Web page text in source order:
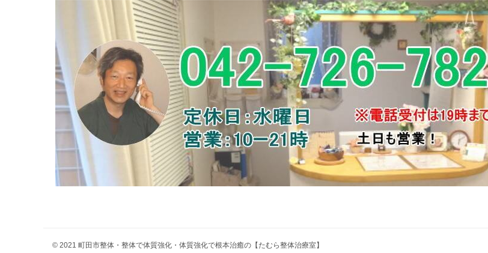
© 2021 町田市整体・整体で体質強化・体質強化で根本治癒の【たむら整体治療室】